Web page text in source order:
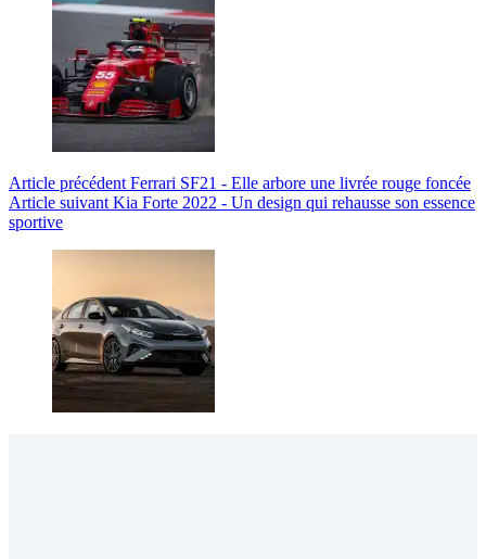
Article précédent Ferrari SF21 - Elle arbore une livrée rouge foncée
Article suivant Kia Forte 2022 - Un design qui rehausse son essence
sportive